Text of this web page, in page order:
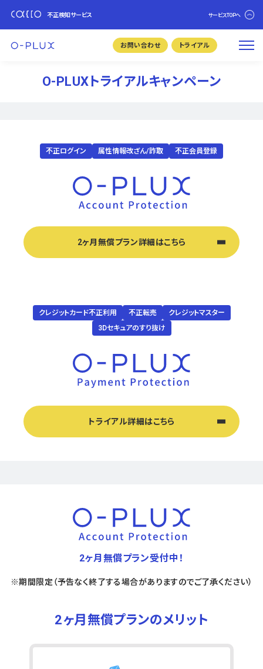
不正検知サービス サービスTOPへ
お問い合わせ トライアル
O-PLUXトライアルキャンペーン
不正ログイン 属性情報改ざん/詐取 不正会員登録
2ヶ月無償プラン詳細はこちら
クレジットカード不正利用 不正転売
クレジットマスター
3Dセキュアのすり抜け
トライアル詳細はこちら
2ヶ月無償プラン受付中！
※期間限定（予告なく終了する場合がありますのでご了承ください）
2ヶ月無償プランのメリット